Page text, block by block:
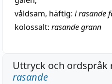
våldsam, häftig: i rasande
kolossalt: rasandegrann
Uttryck och ordspråk
rasande